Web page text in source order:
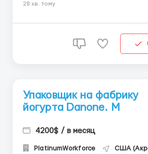
9780 📱
28 хв. тому
Упаковщик на фабрику
йогурта Danone. M
4200$ / в месяц
PlatinumWorkforce США